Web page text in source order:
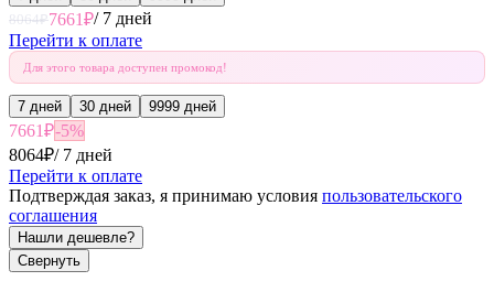
8064₽7661₽/ 7 дней
Перейти к оплате
Для этого товара доступен промокод!
7 дней 30 дней 9999 дней
7661₽-5%
8064₽/ 7 дней
Перейти к оплате
Подтверждая заказ, я принимаю условия пользовательского
соглашения
Нашли дешевле?
Свернуть